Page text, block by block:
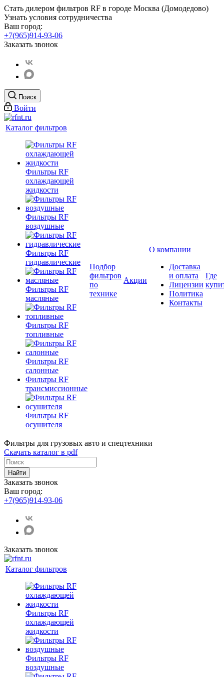
Стать дилером фильтров RF в городе Москва (Домодедово)
Узнать условия сотрудничества
Ваш город:
+7(965)914-93-06
Заказать звонок
Поиск
Войти
Каталог фильтров
Фильтры RF
охлаждающей
жидкости
Фильтры RF
воздушные
Фильтры RF
гидравлические
Фильтры RF
масляные
Фильтры RF
топливные
Фильтры RF
салонные
Фильтры RF
трансмиссионные
Фильтры RF
осушителя
Подбор
фильтров
по
технике
Акции
О компании
Доставка
и оплата
Лицензии
Политика
Контакты
Где
Фильтры для грузовых авто и спецтехники
Скачать каталог в pdf
Найти
Заказать звонок
Ваш город:
+7(965)914-93-06
Заказать звонок
Каталог фильтров
Фильтры RF
охлаждающей
жидкости
Фильтры RF
воздушные